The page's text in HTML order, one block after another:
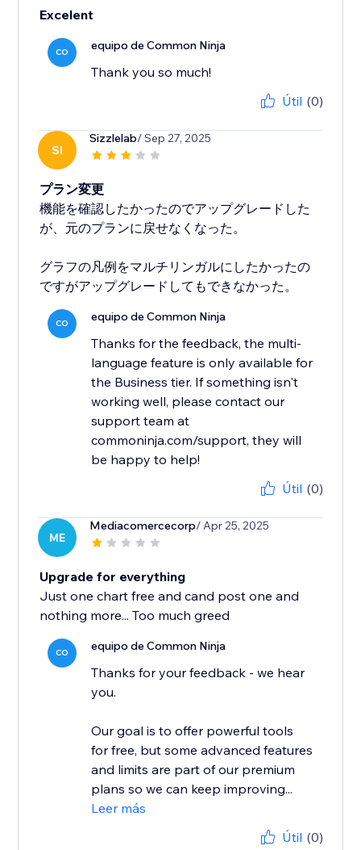
Excelent
CO equipo de Common Ninja
Thank you so much!
Útil (0)
SI
Sizzlelab/ Sep 27, 2025
プラン変更
機能を確認したかったのでアップグレードした
が、元のプランに戻せなくなった。
グラフの凡例をマルチリンガルにしたかったの
ですがアップグレードしてもできなかった。
CO equipo de Common Ninja
Thanks for the feedback, the multi-
language feature is only available for
the Business tier. If something isn't
working well, please contact our
support team at
commoninja.com/support, they will
be happy to help!
Útil (0)
ME
Mediacomercecorp/ Apr 25, 2025
Upgrade for everything
Just one chart free and cand post one and
nothing more... Too much greed
CO equipo de Common Ninja
Thanks for your feedback - we hear
you.
Our goal is to offer powerful tools
for free, but some advanced features
and limits are part of our premium
plans so we can keep improving...
Leer más
Útil (0)